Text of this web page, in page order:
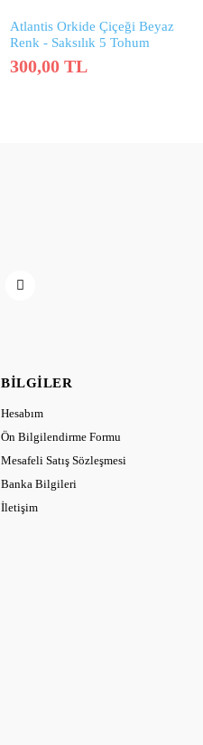
Atlantis Orkide Çiçeği Beyaz
Renk - Saksılık 5 Tohum
300,00 TL
BILGILER
Hesabım
Ön Bilgilendirme Formu
Mesafeli Satış Sözleşmesi
Banka Bilgileri
İletişim